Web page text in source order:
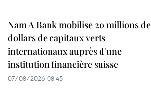
Nam A Bank mobilise 20 millions de
dollars de capitaux verts
internationaux auprès d'une
institution financière suisse
07/08/2026 08:45